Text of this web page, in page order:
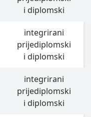
i diplomski
integrirani
prijediplomski
i diplomski
integrirani
prijediplomski
i diplomski